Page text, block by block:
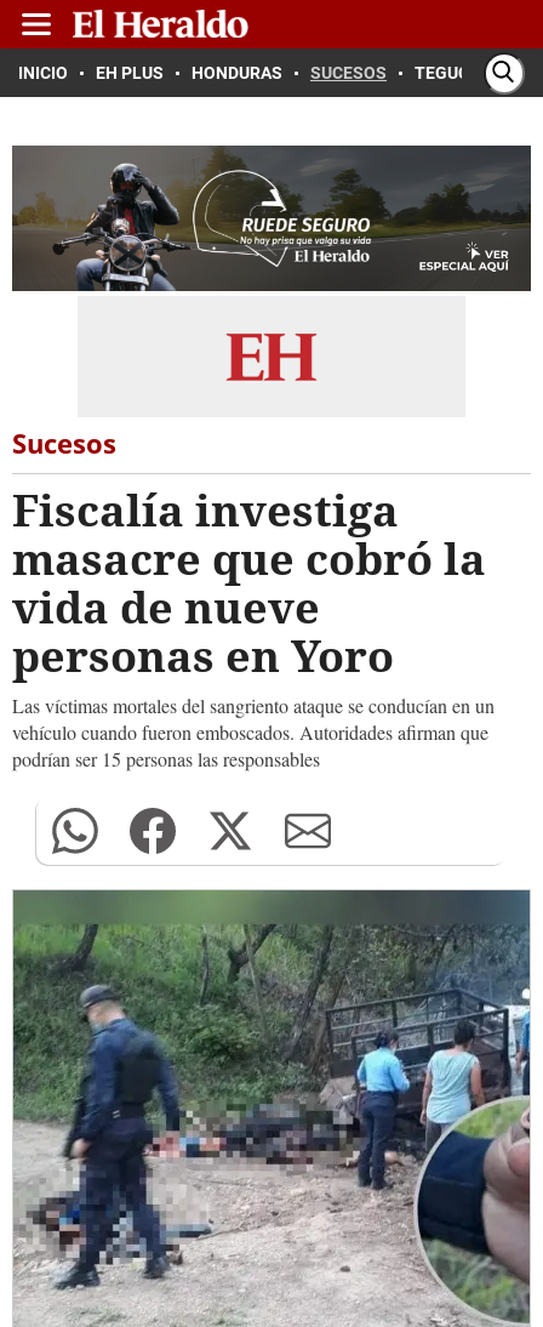
INICIO EH PLUS HONDURAS SUCESOS TEGUCIGALPA
Sucesos
Fiscalía investiga
masacre que cobró la
vida de nueve
personas en Yoro
Las víctimas mortales del sangriento ataque se conducían en un
vehículo cuando fueron emboscados. Autoridades afirman que
podrían ser 15 personas las responsables